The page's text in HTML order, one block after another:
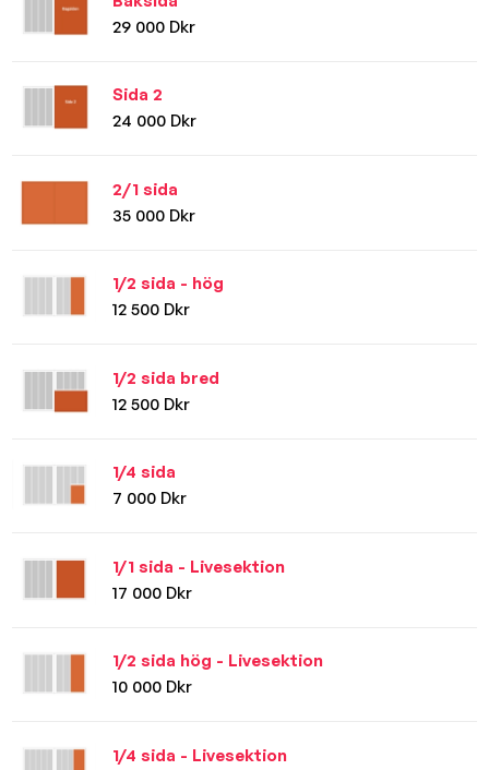
29 000 Dkr
Sida 2
24 000 Dkr
2/1 sida
35 000 Dkr
1/2 sida - hög
12 500 Dkr
1/2 sida bred
12 500 Dkr
1/4 sida
7 000 Dkr
1/1 sida - Livesektion
17 000 Dkr
1/2 sida hög - Livesektion
10 000 Dkr
1/4 sida - Livesektion